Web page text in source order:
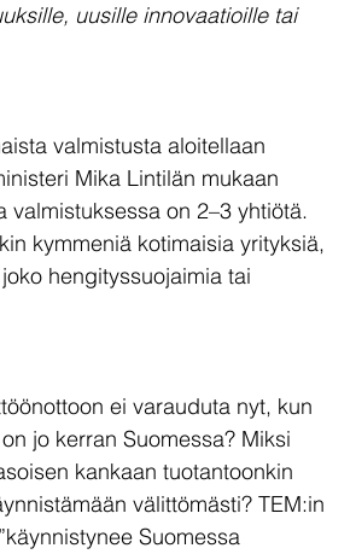
uusille innovaatioille tai
valmistusta aloitellaan
Mika Lintilän mukaan
on 2–3 yhtiötä.
kymmeniä kotimaisia yrityksiä,
hengityssuojaimia tai
ei varauduta nyt, kun
jo kerran Suomessa? Miksi
kankaan tuotantoonkin
välittömästi? TEM:in
Suomessa